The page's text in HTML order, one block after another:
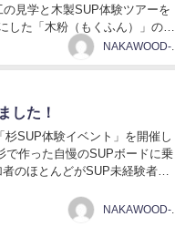
見学と木製SUP体験ツアーを
した「木粉（もくふん）」の製
NAKAWOOD-Kawase
した！
SUP体験イベント」を開催し
で作った自慢のSUPボードに乗
NAKAWOOD-Kawase